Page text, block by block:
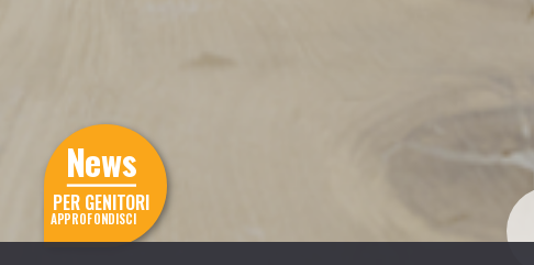
News
PER GENITORI
APPROFONDISCI